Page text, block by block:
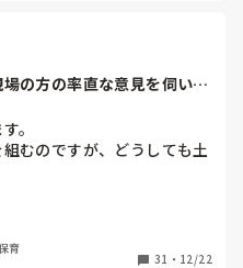
た人も何年も言われ続けて
の方の率直な意見を伺いた
。
むのですが、どうしても土
いつも苦労しています。
勤務が始まると一日も土曜
育
31 ・ 12/22